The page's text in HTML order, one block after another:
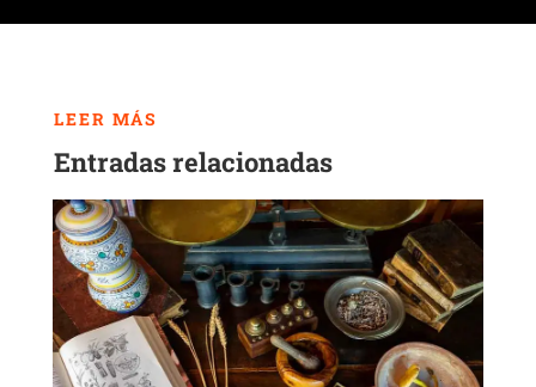
LEER MÁS
Entradas relacionadas